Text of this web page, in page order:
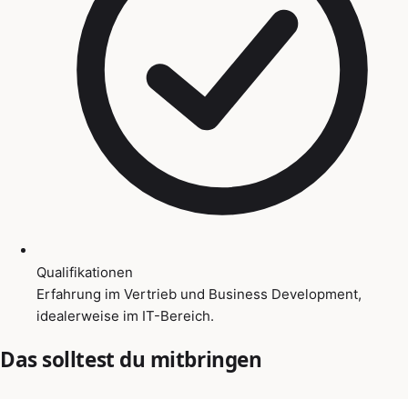
Qualifikationen
Erfahrung im Vertrieb und Business Development,
idealerweise im IT-Bereich.
Das solltest du mitbringen